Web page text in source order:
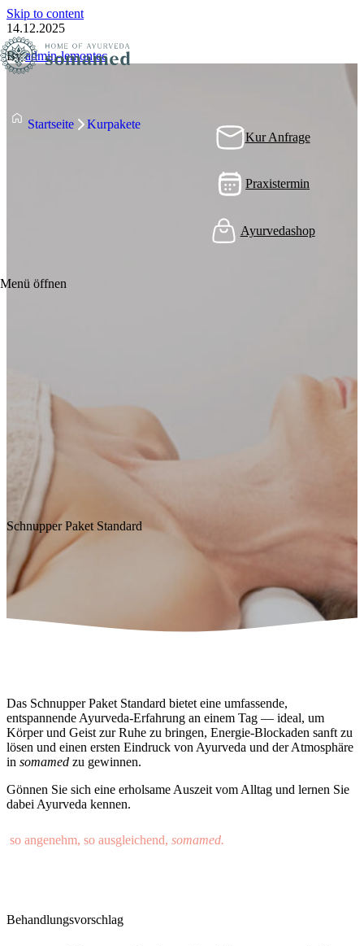
Skip to content
Kur Anfrage
Praxistermin
Ayurvedashop
Menü öffnen
14.12.2025
By admin-lemontec
Startseite Kurpakete
Schnupper Paket Standard
Das Schnupper Paket Standard bietet eine umfassende,
entspannende Ayurveda-Erfahrung an einem Tag — ideal, um
Körper und Geist zur Ruhe zu bringen, Energie-Blockaden sanft zu
lösen und einen ersten Eindruck von Ayurveda und der Atmosphäre
in somamed zu gewinnen.
Gönnen Sie sich eine erholsame Auszeit vom Alltag und lernen Sie
dabei Ayurveda kennen.
so angenehm, so ausgleichend, somamed.
Behandlungsvorschlag